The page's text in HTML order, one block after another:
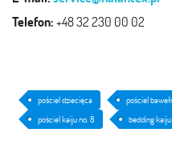
Telefon:+48 32 230 00 02
pościel dziecięca pościel
pościel kaiju no. 8
bedding